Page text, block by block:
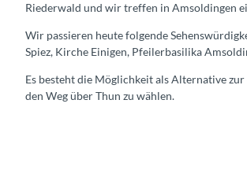
Riederwald und wir treffen in Amsoldingen
Wir passieren heute folgende
Spiez, Kirche Einigen, Pfeilerbasilika
Es besteht die Möglichkeit als Alternative
den Weg über Thun zu wählen.